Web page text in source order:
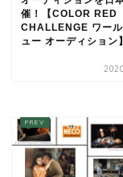
催！【COLOR RED
CHALLENGE ワー
ュー オーディション】